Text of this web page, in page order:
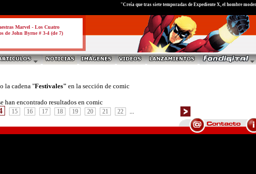
Marvel - Los Cuatro
de John Byrne # 3-4 (de 7)
"Creía que tras siete temporadas de Expediente X, el hombre
la cadena "Festivales" en la sección de comic
han encontrado resultados en comic
15 16 17 18 19 20 21 22 ...